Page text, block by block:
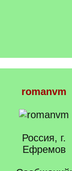
romanvm
Россия, г.
Ефремов